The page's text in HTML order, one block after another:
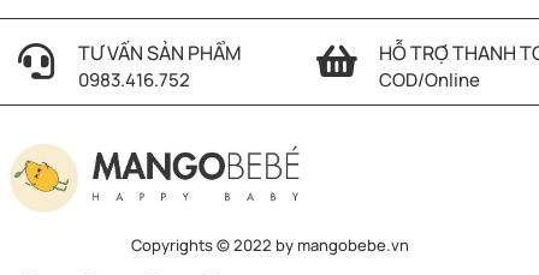
TƯ VẤN SẢN PHẨM
0983.416.752
HỖ TRỢ THANH
COD/Online
Copyrights © 2022 by mangobebe.vn